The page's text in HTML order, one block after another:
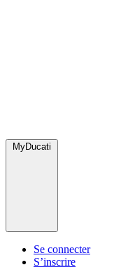
MyDucati
Se connecter
S’inscrire